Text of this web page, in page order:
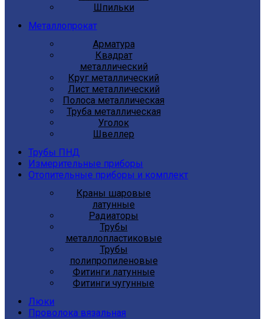
Шпильки
Металлопрокат
Арматура
Квадрат
металлический
Круг металлический
Лист металлический
Полоса металлическая
Труба металлическая
Уголок
Швеллер
Трубы ПНД
Измерительные приборы
Отопительные приборы и комплект
Краны шаровые
латунные
Радиаторы
Трубы
металлопластиковые
Трубы
полипропиленовые
Фитинги латунные
Фитинги чугунные
Люки
Проволока вязальная